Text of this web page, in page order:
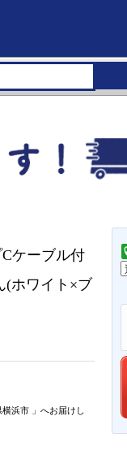
ケーブル付
(ホワイト×ブ
横浜市 」 へお届けし